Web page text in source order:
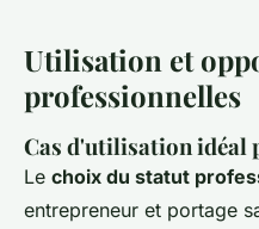
Utilisation et
professionnelles
Cas d'utilisation idéal
Le choix du statut
entrepreneur et portage